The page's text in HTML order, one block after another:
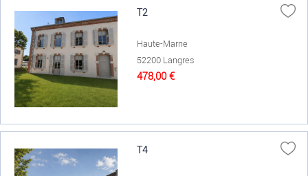
T2
Haute-Marne
52200 Langres
478,00 €
T4